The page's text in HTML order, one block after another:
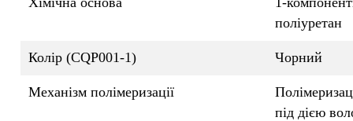
поліуретан
Колір (CQP001-1) Чорний
Механізм полімеризації
під дією